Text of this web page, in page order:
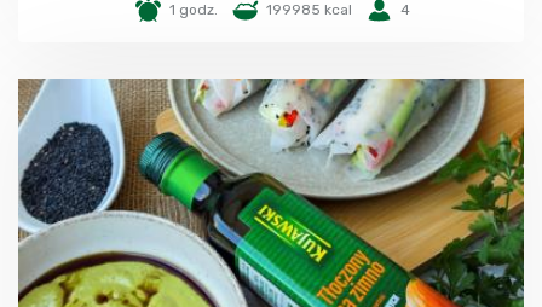
1 godz. 199985 kcal 4